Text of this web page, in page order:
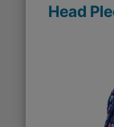
Head